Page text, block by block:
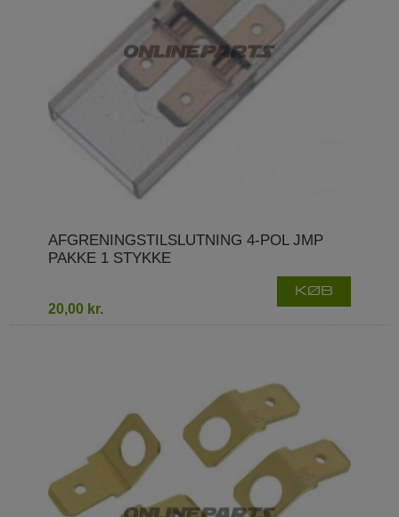
AFGRENINGSTILSLUTNING 4-POL JMP
PAKKE 1 STYKKE
20,00 kr.
KØB